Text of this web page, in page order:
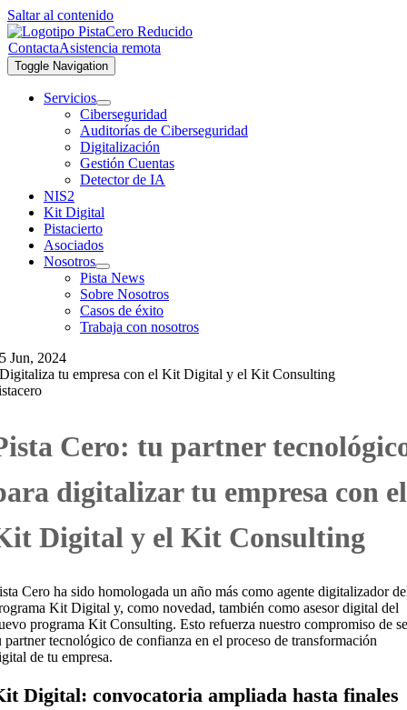
Saltar al contenido
ContactaAsistencia remota
Toggle Navigation
Servicios
Ciberseguridad
Auditorías de Ciberseguridad
Digitalización
Gestión Cuentas
Detector de IA
NIS2
Kit Digital
Pistacierto
Asociados
Nosotros
Pista News
Sobre Nosotros
Casos de éxito
Trabaja con nosotros
5 Jun, 2024
Digitaliza tu empresa con el Kit Digital y el Kit Consulting
Cero: tu partner
digitalizar tu empresa con el
Digital y el Kit Consulting
Cero ha sido homologada un año más como agente digitalizador
Kit Digital y, como novedad, también como asesor digital del
programa Kit Consulting. Esto refuerza nuestro compromiso de
partner tecnológico de confianza en el proceso de transformación
de tu empresa.
Digital: convocatoria ampliada hasta finales